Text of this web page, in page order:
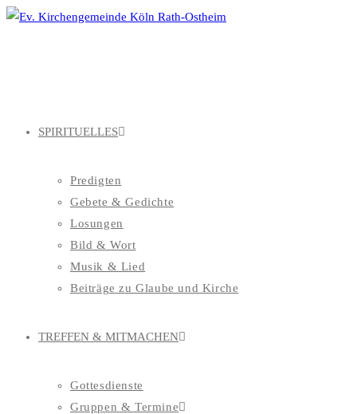
Zum
SPIRITUELLES
Predigten
Gebete & Gedichte
Losungen
Bild & Wort
Musik & Lied
Beiträge zu Glaube und Kirche
TREFFEN & MITMACHEN
Gottesdienste
Gruppen & Termine